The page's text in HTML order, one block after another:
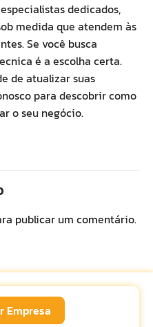
dedicados,
medida que atendem às
Se você busca
é a escolha certa.
de atualizar suas
para descobrir como
o seu negócio.
publicar um comentário.
Empresa